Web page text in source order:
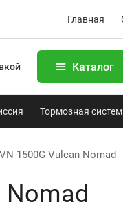
Главная
Каталог
Тормозная
VN 1500G Vulcan Nomad
Nomad